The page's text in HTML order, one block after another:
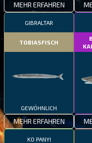
MEHR ERFAHREN
GIBRALTAR
TOBIASFISCH
GEWÖHNLICH
MEHR ERFAHREN
KO PANYI